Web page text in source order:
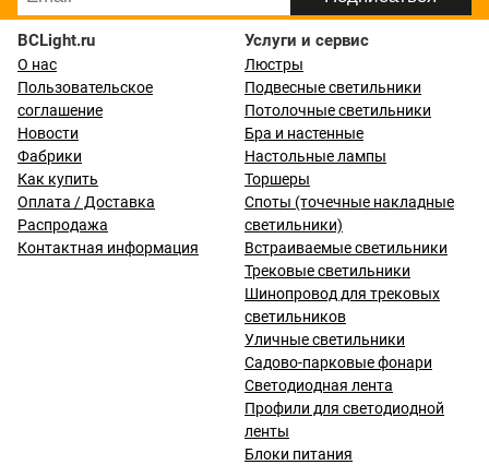
BCLight.ru
О нас
Пользовательское
соглашение
Новости
Фабрики
Как купить
Оплата / Доставка
Распродажа
Контактная информация
Услуги и сервис
Люстры
Подвесные светильники
Потолочные светильники
Бра и настенные
Настольные лампы
Торшеры
Споты (точечные накладные
светильники)
Встраиваемые светильники
Трековые светильники
Шинопровод для трековых
светильников
Уличные светильники
Садово-парковые фонари
Светодиодная лента
Профили для светодиодной
ленты
Блоки питания